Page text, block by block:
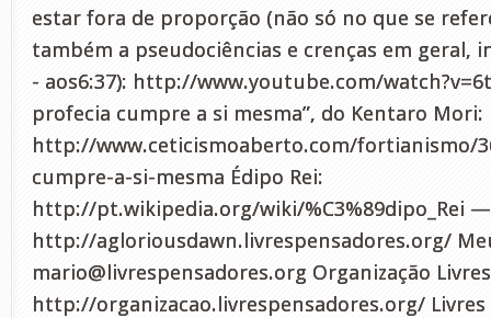
estar fora de proporção (não só no que se
também a pseudociências e crenças em geral,
- aos6:37): http://www.youtube.com/
profecia cumpre a si mesma”, do Kentaro Mori:
http://www.ceticismoaberto.com/fortianismo/
cumpre-a-si-mesma Édipo Rei:
http://pt.wikipedia.org/wiki/%C3%89dipo_Rei
http://agloriousdawn.livrespensadores.org/
mario@livrespensadores.org Organização
http://organizacao.livrespensadores.org/ Livres